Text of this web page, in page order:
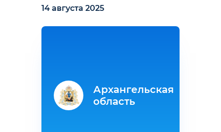
14 августа 2025
Архангельская
область